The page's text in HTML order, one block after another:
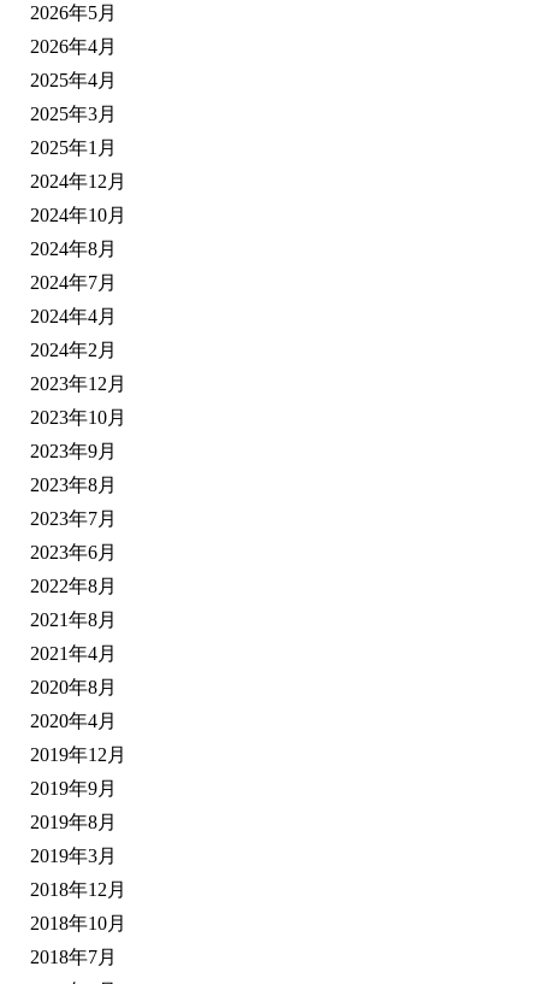
2026年5月
2026年4月
2025年4月
2025年3月
2025年1月
2024年12月
2024年10月
2024年8月
2024年7月
2024年4月
2024年2月
2023年12月
2023年10月
2023年9月
2023年8月
2023年7月
2023年6月
2022年8月
2021年8月
2021年4月
2020年8月
2020年4月
2019年12月
2019年9月
2019年8月
2019年3月
2018年12月
2018年10月
2018年7月